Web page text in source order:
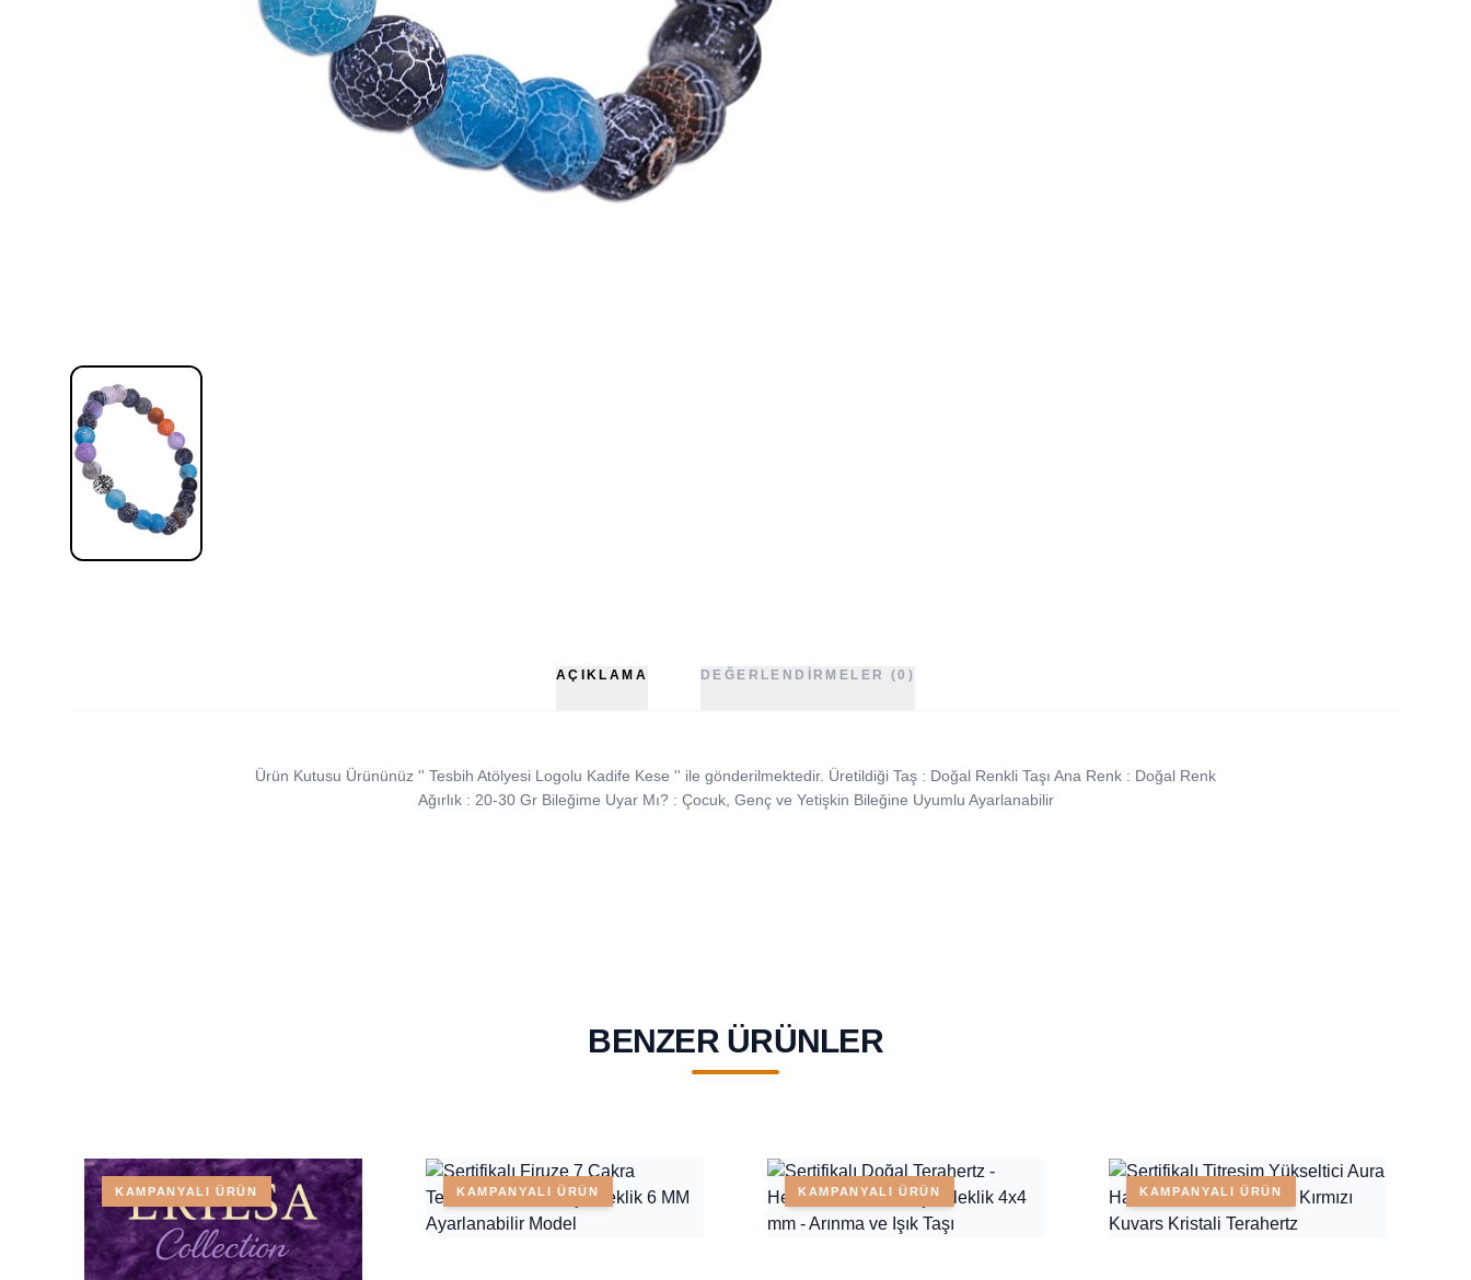
AÇIKLAMA DEĞERLENDIRMELER (0)
Ürün Kutusu Ürününüz '' Tesbih Atölyesi Logolu Kadife Kese '' ile gönderilmektedir. Üretildiği Taş : Doğal Renkli Taşı Ana Renk : Doğal Renk
Ağırlık : 20-30 Gr Bileğime Uyar Mı? : Çocuk, Genç ve Yetişkin Bileğine Uyumlu Ayarlanabilir
BENZER ÜRÜNLER
KAMPANYALI ÜRÜN KAMPANYALI ÜRÜN KAMPANYALI ÜRÜN KAMPANYALI ÜRÜN